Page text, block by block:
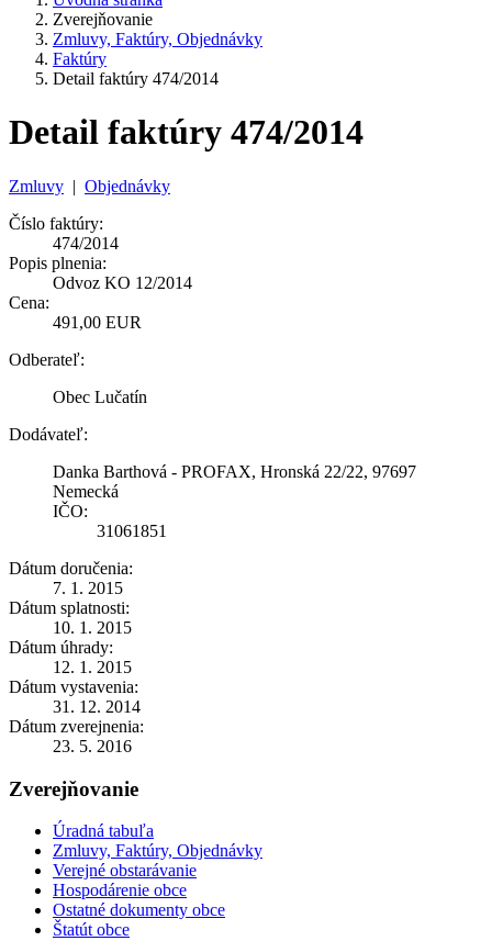
Zverejňovanie
Zmluvy, Faktúry, Objednávky
Faktúry
Detail faktúry 474/2014
Detail faktúry 474/2014
Zmluvy | Objednávky
Číslo faktúry:
474/2014
Popis plnenia:
Odvoz KO 12/2014
Cena:
491,00 EUR
Odberateľ:
Obec Lučatín
Dodávateľ:
Danka Barthová - PROFAX, Hronská 22/22, 97697
Nemecká
IČO:
31061851
Dátum doručenia:
7. 1. 2015
Dátum splatnosti:
10. 1. 2015
Dátum úhrady:
12. 1. 2015
Dátum vystavenia:
31. 12. 2014
Dátum zverejnenia:
23. 5. 2016
Zverejňovanie
Úradná tabuľa
Zmluvy, Faktúry, Objednávky
Verejné obstarávanie
Hospodárenie obce
Ostatné dokumenty obce
Štatút obce